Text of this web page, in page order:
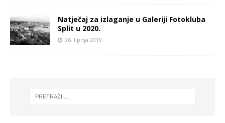
Natječaj za izlaganje u Galeriji Fotokluba
Split u 2020.
26. lipnja 2019.